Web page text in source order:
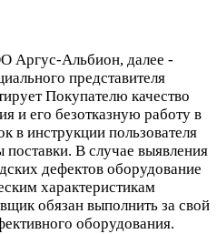
Аргус-Альбион, далее -
представителя
Покупателю качество
и его безотказную работу в
в инструкции пользователя
поставки. В случае выявления
дефектов оборудование
характеристикам
обязан выполнить за свой
оборудования.